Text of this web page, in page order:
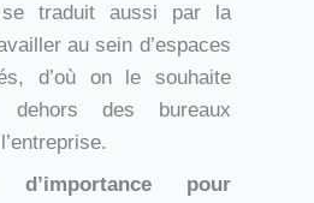
se traduit aussi par la
au sein d’espaces
d’où on le souhaite
des bureaux
pour